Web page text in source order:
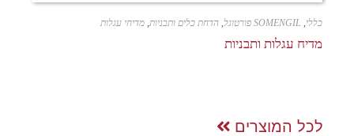
כללי, SOMENGIL פורטוגל , הדחת כלים ותבניות, מדיחי עגלות
מדיח עגלות ותבניות
לכל המוצרים